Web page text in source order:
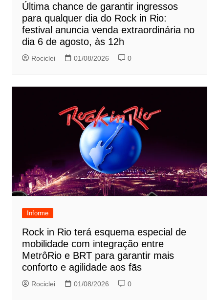
Última chance de garantir ingressos
para qualquer dia do Rock in Rio:
festival anuncia venda extraordinária no
dia 6 de agosto, às 12h
Rociclei 01/08/2026 0
Informe
Rock in Rio terá esquema especial de
mobilidade com integração entre
MetrôRio e BRT para garantir mais
conforto e agilidade aos fãs
Rociclei 01/08/2026 0